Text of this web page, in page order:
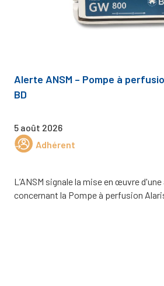
Alerte ANSM – Pompe à
BD
5 août 2026
Adhérent
L’ANSM signale la mise en œuvre
concernant la Pompe à perfusion